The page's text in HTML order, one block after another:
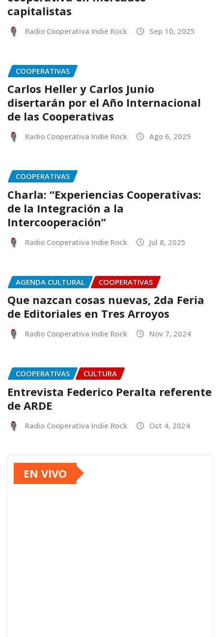
capitalistas
Radio Cooperativa Indie Rock Sep 10, 2025
COOPERATIVAS
Carlos Heller y Carlos Junio
disertarán por el Año Internacional
de las Cooperativas
Radio Cooperativa Indie Rock Ago 6, 2025
COOPERATIVAS
Charla: “Experiencias Cooperativas:
de la Integración a la
Intercooperación”
Radio Cooperativa Indie Rock Jul 8, 2025
AGENDA CULTURAL COOPERATIVAS
Que nazcan cosas nuevas, 2da Feria
de Editoriales en Tres Arroyos
Radio Cooperativa Indie Rock Nov 7, 2024
COOPERATIVAS CULTURA
Entrevista Federico Peralta referente
de ARDE
Radio Cooperativa Indie Rock Oct 4, 2024
EN VIVO